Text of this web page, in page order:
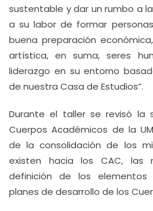
sustentable y dar un rumbo a
a su labor de formar
buena preparación
artística, en suma, seres
liderazgo en su entorno
de nuestra Casa de Estudios”.
Durante el taller se revisó la
Cuerpos Académicos de la
de la consolidación de los
existen hacia los CAC, las
definición de los elementos
planes de desarrollo de los